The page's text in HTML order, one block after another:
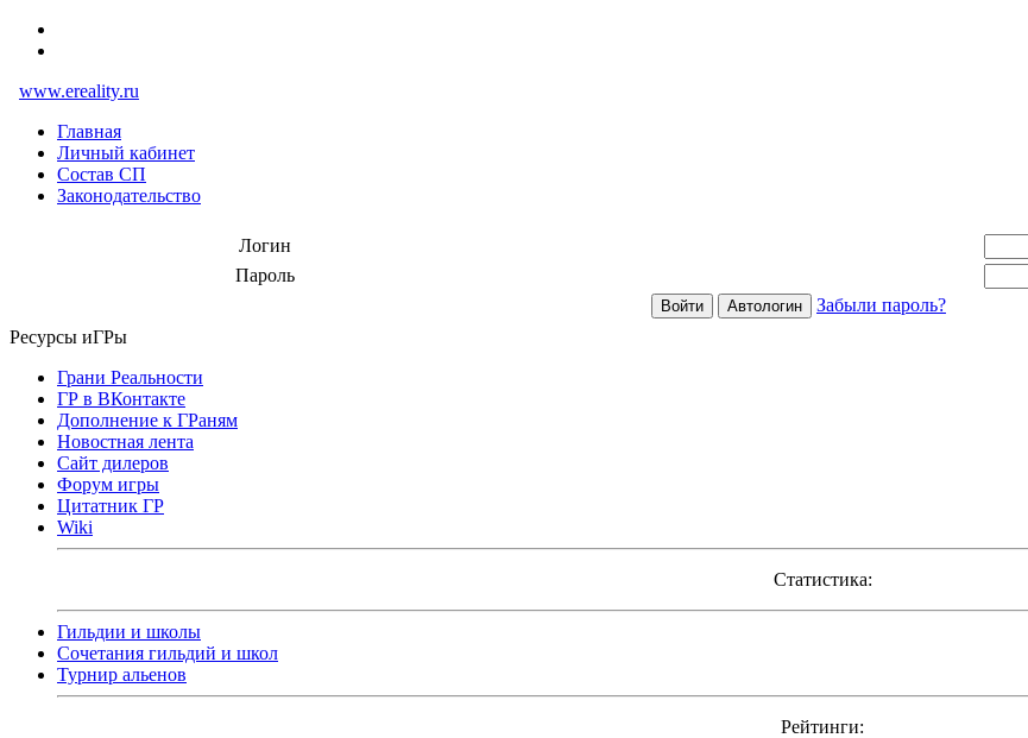
www.ereality.ru
Главная
Личный кабинет
Состав СП
Законодательство
Логин
Пароль
Забыли пароль?
Ресурсы иГРы
Грани Реальности
ГР в ВКонтакте
Дополнение к ГРаням
Новостная лента
Сайт дилеров
Форум игры
Цитатник ГР
Wiki
Статистика:
Гильдии и школы
Сочетания гильдий и школ
Турнир альенов
Рейтинги: